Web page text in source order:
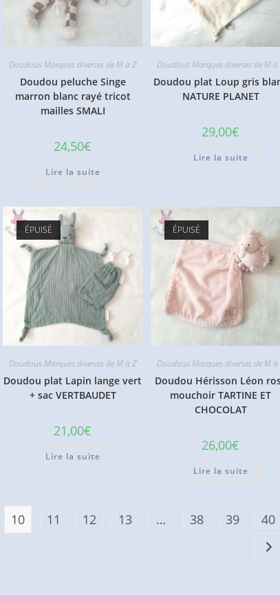
Doudous Marques diverses de M à Z
Doudou peluche Singe
marron blanc rayé tricot
mailles SMALI
24,50€
Lire la suite
Doudous Marques diverses de M à
Doudou plat Loup gris
NATURE PLANET
29,00€
Lire la suite
ÉPUISÉ
Doudous Marques diverses de M à Z
Doudou plat Lapin lange vert
+ sac VERTBAUDET
21,00€
Lire la suite
ÉPUISÉ
Doudous Marques diverses de M à
Doudou Hérisson Léon
mouchoir TARTINE ET
CHOCOLAT
26,00€
Lire la suite
10 11 12 13 … 38 39 40